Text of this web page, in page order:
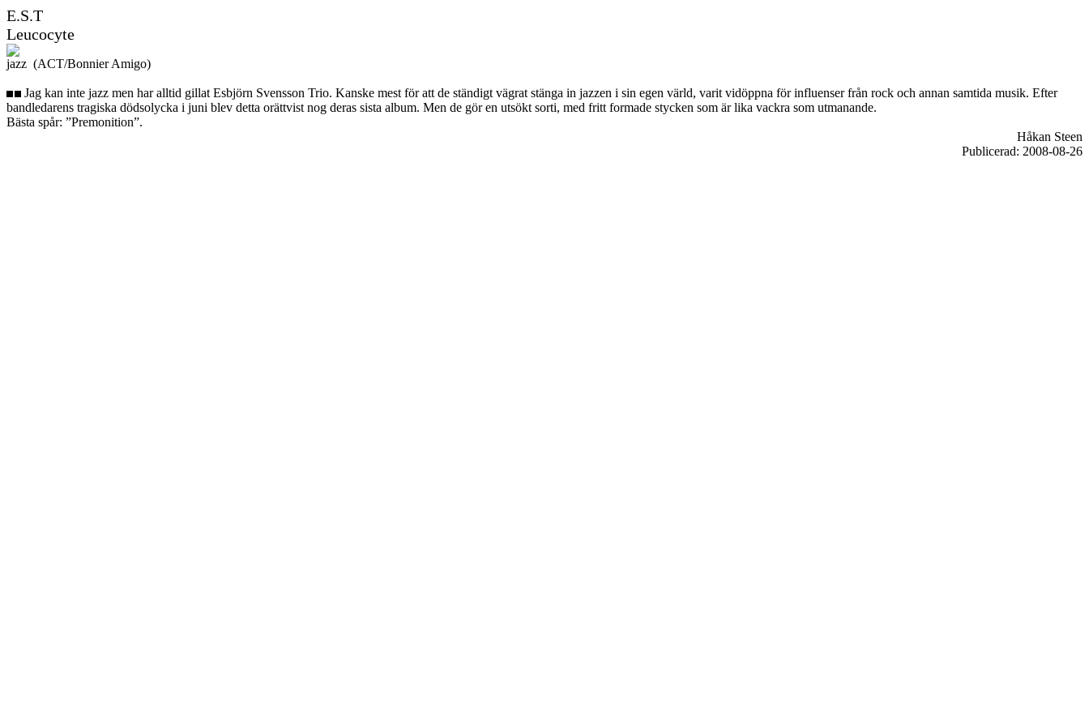
E.S.T
Leucocyte
jazz (ACT/Bonnier Amigo)
Jag kan inte jazz men har alltid gillat Esbjörn Svensson Trio. Kanske mest för att de ständigt vägrat stänga in jazzen i sin egen värld, varit vidöppna för influenser från rock och annan samtida musik. Efter
bandledarens tragiska dödsolycka i juni blev detta orättvist nog deras sista album. Men de gör en utsökt sorti, med fritt formade stycken som är lika vackra som utmanande.
Bästa spår: ”Premonition”.
Håkan Steen
Publicerad: 2008-08-26